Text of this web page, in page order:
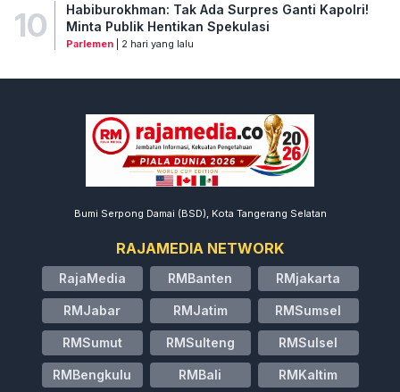
10
Habiburokhman: Tak Ada Surpres Ganti Kapolri!
Minta Publik Hentikan Spekulasi
Parlemen| 2 hari yang lalu
Bumi Serpong Damai (BSD), Kota Tangerang Selatan
RAJAMEDIA NETWORK
RajaMedia RMBanten RMjakarta
RMJabar RMJatim RMSumsel
RMSumut RMSulteng RMSulsel
RMBengkulu RMBali RMKaltim